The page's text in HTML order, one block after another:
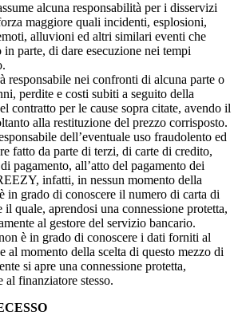
alcuna responsabilità per i disservizi
maggiore quali incidenti, esplosioni,
alluvioni ed altri similari eventi che
parte, di dare esecuzione nei tempi
responsabile nei confronti di alcuna parte o
perdite e costi subiti a seguito della
contratto per le cause sopra citate, avendo il
alla restituzione del prezzo corrisposto.
dell’eventuale uso fraudolento ed
fatto da parte di terzi, di carte di credito,
pagamento, all’atto del pagamento dei
infatti, in nessun momento della
in grado di conoscere il numero di carta di
il quale, aprendosi una connessione protetta,
al gestore del servizio bancario.
è in grado di conoscere i dati forniti al
al momento della scelta di questo mezzo di
si apre una connessione protetta,
al finanziatore stesso.